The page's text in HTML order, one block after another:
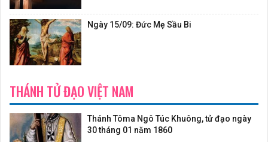
Ngày 15/09: Đức Mẹ Sầu Bi
THÁNH TỬ ĐẠO VIỆT NAM
Thánh Tôma Ngô Túc Khuông, tử đạo ngày
30 tháng 01 năm 1860